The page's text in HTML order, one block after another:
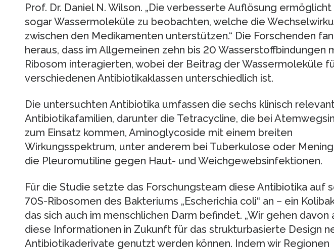
Prof. Dr. Daniel N. Wilson. „Die verbesserte Auflösung ermöglicht
sogar Wassermoleküle zu beobachten, welche die
zwischen den Medikamenten unterstützen.“ Die Forschenden
heraus, dass im Allgemeinen zehn bis 20 Wasserstoffbindungen
Ribosom interagierten, wobei der Beitrag der Wassermoleküle
verschiedenen Antibiotikaklassen unterschiedlich ist.
Die untersuchten Antibiotika umfassen die sechs klinisch
Antibiotikafamilien, darunter die Tetracycline, die bei
zum Einsatz kommen, Aminoglycoside mit einem breiten
Wirkungsspektrum, unter anderem bei Tuberkulose oder
die Pleuromutiline gegen Haut- und Weichgewebsinfektionen.
Für die Studie setzte das Forschungsteam diese Antibiotika auf
70S-Ribosomen des Bakteriums „Escherichia coli“ an – ein
das sich auch im menschlichen Darm befindet. „Wir gehen davon
diese Informationen in Zukunft für das strukturbasierte Design
Antibiotikaderivate genutzt werden können. Indem wir Regionen